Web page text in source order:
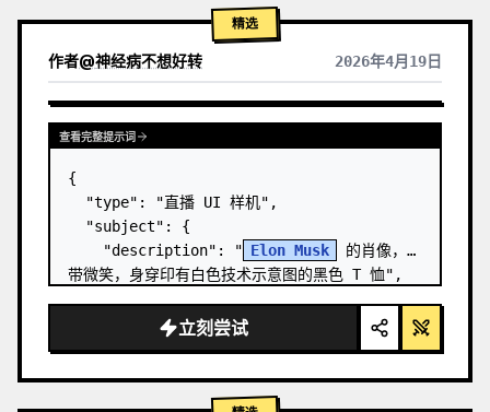
精选
作者@神经病不想好转 2026年4月19日
查看完整提示词
{
  "type": "直播 UI 样机",
  "subject": {
    "description": "
Elon Musk
的肖像，面
带微笑，身穿印有白色技术示意图的黑色 T 恤",
文字的屏幕，右侧显示红色的 '{argument
name=\…
立刻尝试